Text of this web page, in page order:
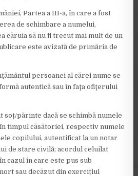
Partea a III-a, în care a fost
de schimbare a numelui,
căruia să nu fi trecut mai mult de un
este avizată de primăria de
persoanei al cărei nume se
autentică sau în faţa ofiţerului
soț/părinte dacă se schimbă numele
timpul căsătoriei, respectiv numele
copilului, autentificat la un notar
de stare civilă; acordul celuilat
cazul în care este pus sub
sau decăzut din exercițiul